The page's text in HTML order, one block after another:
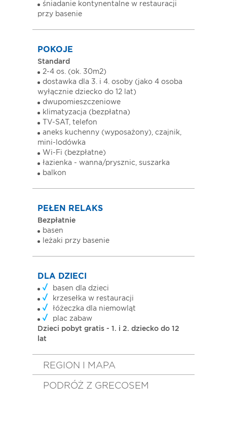
śniadanie kontynentalne w restauracji
przy basenie
POKOJE
Standard
2-4 os. (ok. 30m2)
dostawka dla 3. i 4. osoby (jako 4 osoba
wyłącznie dziecko do 12 lat)
dwupomieszczeniowe
klimatyzacja (bezpłatna)
TV-SAT, telefon
aneks kuchenny (wyposażony), czajnik,
mini-lodówka
Wi-Fi (bezpłatne)
łazienka - wanna/prysznic, suszarka
balkon
PEŁEN RELAKS
Bezpłatnie
basen
leżaki przy basenie
DLA DZIECI
basen dla dzieci
krzesełka w restauracji
łóżeczka dla niemowląt
plac zabaw
Dzieci pobyt gratis - 1. i 2. dziecko do 12
lat
REGION I MAPA
PODRÓŻ Z GRECOSEM